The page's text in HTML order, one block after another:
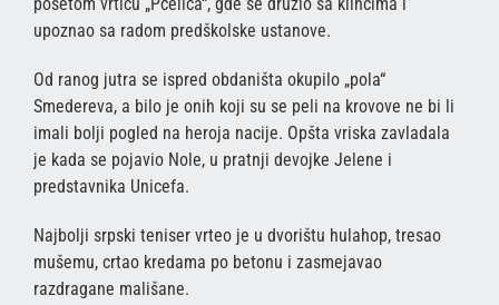
upoznao sa radom predškolske ustanove.
Od ranog jutra se ispred obdaništa okupilo „pola“
Smedereva, a bilo je onih koji su se peli na krovove ne bi li
imali bolji pogled na heroja nacije. Opšta vriska zavladala
je kada se pojavio Nole, u pratnji devojke Jelene i
predstavnika Unicefa.
Najbolji srpski teniser vrteo je u dvorištu hulahop, tresao
mušemu, crtao kredama po betonu i zasmejavao
razdragane mališane.